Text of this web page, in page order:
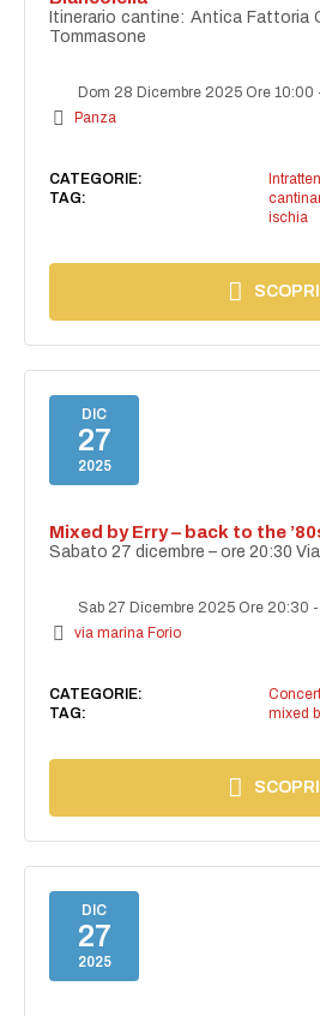
Itinerario cantine: Antica Fattoria
Tommasone
Dom 28 Dicembre 2025 Ore 10:00
Panza
CATEGORIE:
TAG:
ischia
SCOPRI
DIC
27
2025
Mixed by Erry – back to the
Sabato 27 dicembre – ore 20:30
Sab 27 Dicembre 2025 Ore 20:30
via marina Forio
CATEGORIE:
TAG:
mixed
SCOPRI
DIC
27
2025